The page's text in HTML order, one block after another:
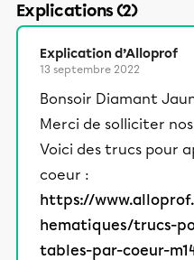
Explications (2)
Explication d’Alloprof
13 septembre 2022
Bonsoir Diamant
Merci de solliciter
Voici des trucs pour
coeur :
https://
hematiques/trucs-
tables-par-coeur-